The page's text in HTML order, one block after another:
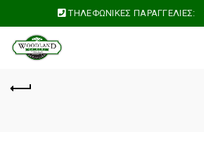
ΤΗΛΕΦΩΝΙΚΕΣ ΠΑΡΑΓΓΕΛΙΕΣ: